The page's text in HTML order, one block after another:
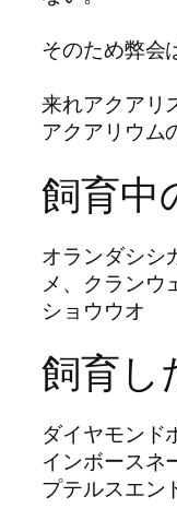
そのため弊会
来れアクアリ
アクアリウム
飼育中
オランダシシ
メ、クランウ
ショウウオ
飼育し
ダイヤモンド
インボースネ
プテルスエン